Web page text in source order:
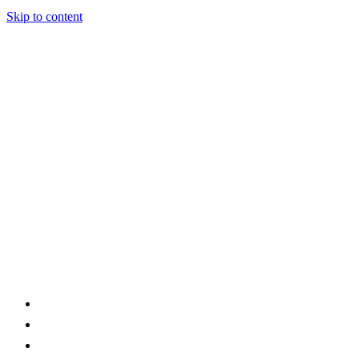
Skip to content